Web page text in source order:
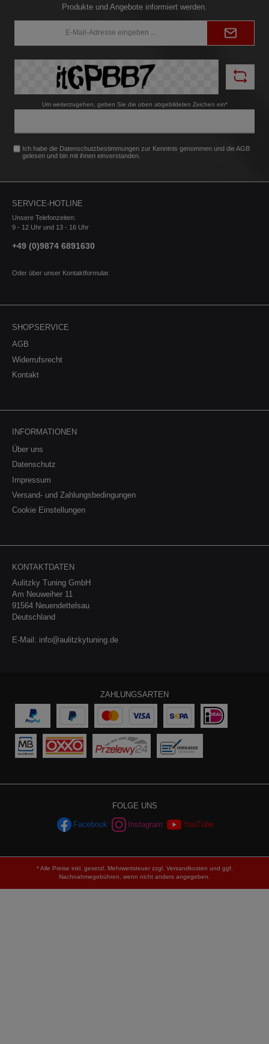
Produkte und Angebote informiert werden.
Mail-
Um weiterzugehen, geben Sie die oben abgebildeten Zeichen ein*
Ich habe die Datenschutzbestimmungen zur Kenntnis genommen und dieAGB
gelesen und bin mit ihnen einverstanden.
SERVICE-HOTLINE
Unsere Telefonzeiten:
9 - 12 Uhr und 13 - 16 Uhr
+49 (0)9874 6891630
Oder über unser Kontaktformular.
SHOPSERVICE
AGB
Widerrufsrecht
Kontakt
INFORMATIONEN
Über uns
Datenschutz
Impressum
Versand- und Zahlungsbedingungen
Cookie Einstellungen
KONTAKTDATEN
Aulitzky Tuning GmbH
Am Neuweiher 11
91564 Neuendettelsau
Deutschland
E-Mail: info@aulitzkytuning.de
ZAHLUNGSARTEN
FOLGE UNS
Facebook Instagram YouTube
* Alle Preise inkl. gesetzl. Mehrwertsteuer zzgl. Versandkosten und ggf.
Nachnahmegebühren, wenn nicht anders angegeben.